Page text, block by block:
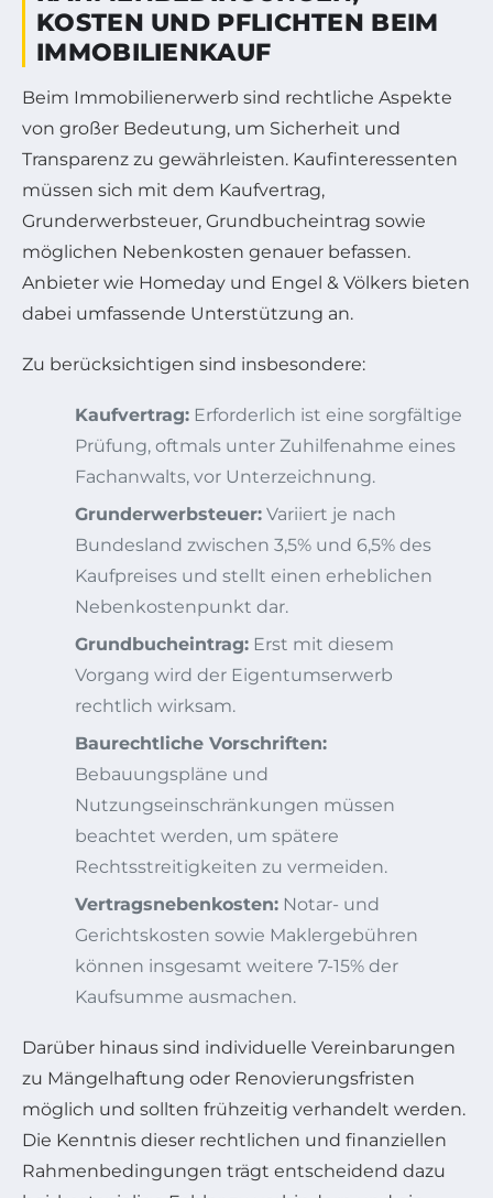
KOSTEN UND PFLICHTEN BEIM
IMMOBILIENKAUF
Beim Immobilienerwerb sind rechtliche Aspekte
von großer Bedeutung, um Sicherheit und
Transparenz zu gewährleisten. Kaufinteressenten
müssen sich mit dem Kaufvertrag,
Grunderwerbsteuer, Grundbucheintrag sowie
möglichen Nebenkosten genauer befassen.
Anbieter wie Homeday und Engel & Völkers bieten
dabei umfassende Unterstützung an.
Zu berücksichtigen sind insbesondere:
Kaufvertrag: Erforderlich ist eine sorgfältige
Prüfung, oftmals unter Zuhilfenahme eines
Fachanwalts, vor Unterzeichnung.
Grunderwerbsteuer: Variiert je nach
Bundesland zwischen 3,5% und 6,5% des
Kaufpreises und stellt einen erheblichen
Nebenkostenpunkt dar.
Grundbucheintrag: Erst mit diesem
Vorgang wird der Eigentumserwerb
rechtlich wirksam.
Baurechtliche Vorschriften:
Bebauungspläne und
Nutzungseinschränkungen müssen
beachtet werden, um spätere
Rechtsstreitigkeiten zu vermeiden.
Vertragsnebenkosten: Notar- und
Gerichtskosten sowie Maklergebühren
können insgesamt weitere 7-15% der
Kaufsumme ausmachen.
Darüber hinaus sind individuelle Vereinbarungen
zu Mängelhaftung oder Renovierungsfristen
möglich und sollten frühzeitig verhandelt werden.
Die Kenntnis dieser rechtlichen und finanziellen
Rahmenbedingungen trägt entscheidend dazu